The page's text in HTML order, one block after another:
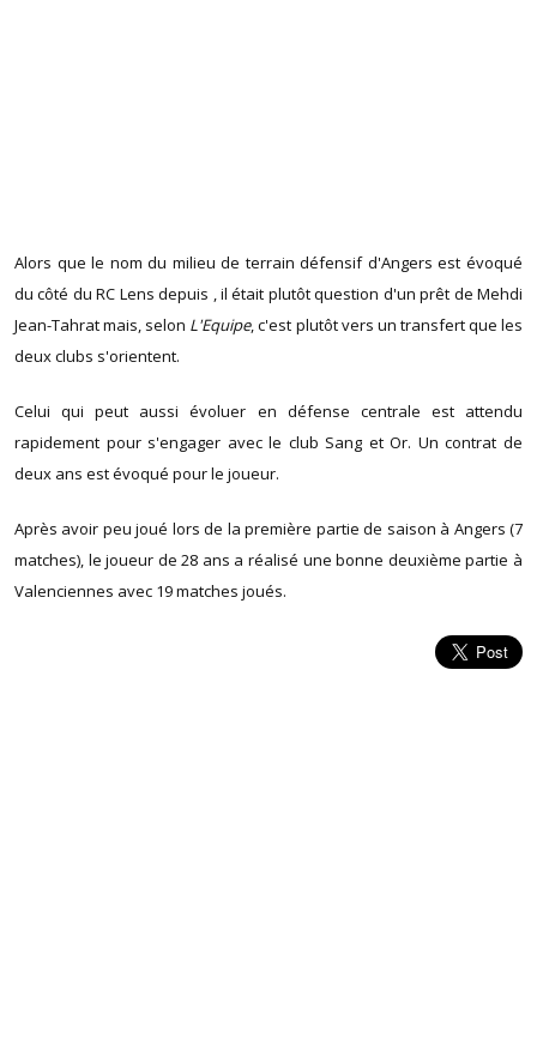
Alors que le nom du milieu de terrain défensif d'Angers est évoqué
du côté du RC Lens depuis , il était plutôt question d'un prêt de Mehdi
Jean-Tahrat mais, selon L'Equipe, c'est plutôt vers un transfert que les
deux clubs s'orientent.
Celui qui peut aussi évoluer en défense centrale est attendu
rapidement pour s'engager avec le club Sang et Or. Un contrat de
deux ans est évoqué pour le joueur.
Après avoir peu joué lors de la première partie de saison à Angers (7
matches), le joueur de 28 ans a réalisé une bonne deuxième partie à
Valenciennes avec 19 matches joués.